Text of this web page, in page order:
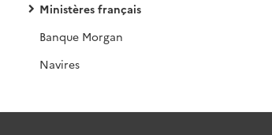
Ministères français
Banque Morgan
Navires